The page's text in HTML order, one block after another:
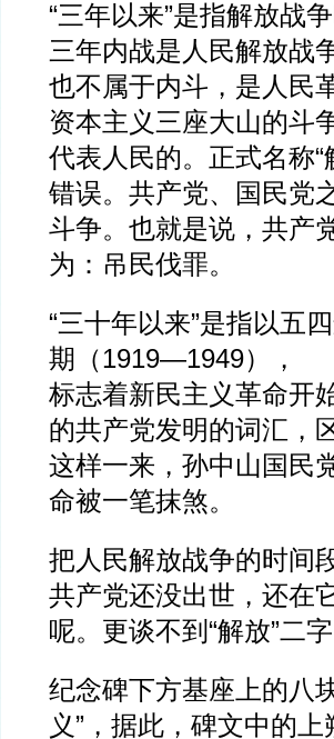
“三年以来”是指解放战
三年内战是人民解放战
也不属于内斗，是人民
资本主义三座大山的斗
代表人民的。正式名称“
错误。共产党、国民党
斗争。也就是说，共产
为：吊民伐罪。
“三十年以来”是指以五
期（1919—1949），
标志着新民主义革命开
的共产党发明的词汇，
这样一来，孙中山国民
命被一笔抹煞。
把人民解放战争的时间
共产党还没出世，还在
呢。更谈不到“解放”二
纪念碑下方基座上的八
义”，据此，碑文中的